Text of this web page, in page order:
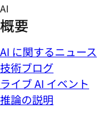
Skip
to
content
AI
概要
AI に関するニュース
技術ブログ
ライブ AI イベント
推論の説明